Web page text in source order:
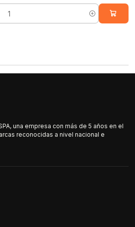
una empresa con más de 5 años en el
reconocidas a nivel nacional e